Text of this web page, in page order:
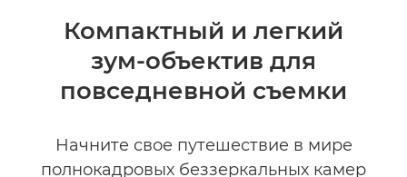
Технические характеристики
Компактный и легкий
зум-объектив для
повседневной съемки
Начните свое путешествие в мире
полнокадровых беззеркальных камер